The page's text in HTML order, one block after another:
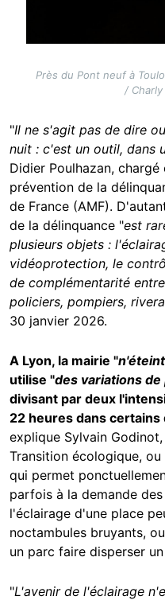
Près du Pont neuf à
/ Charly
"Il ne s'agit pas de dire
nuit : c'est un outil, dans
Didier Poulhazan,
prévention de la
de France (AMF).
de la délinquance "est
plusieurs objets :
vidéoprotection, le
de complémentarité
policiers, pompiers,
30 janvier 2026.
A Lyon, la mairie "
utilise "des variations de
divisant par deux
22 heures dans
explique Sylvain
Transition écologique,
qui permet
parfois à la demande
l'éclairage d'une place
noctambules bruyants,
un parc faire disperser
"L'avenir de l'éclairage